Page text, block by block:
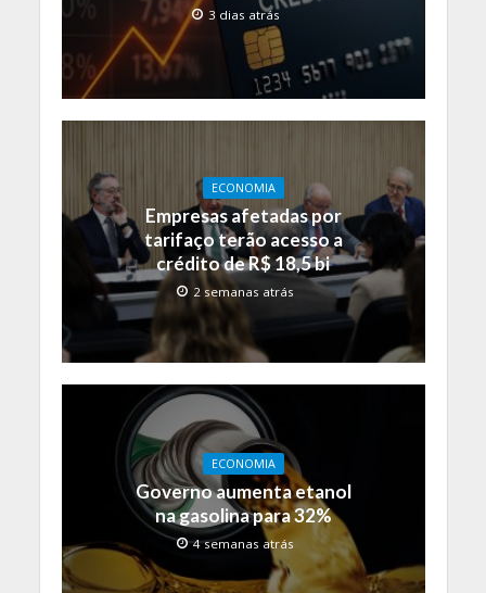
3 dias atrás
ECONOMIA
Empresas afetadas por
tarifaço terão acesso a
crédito de R$ 18,5 bi
2 semanas atrás
ECONOMIA
Governo aumenta etanol
na gasolina para 32%
4 semanas atrás